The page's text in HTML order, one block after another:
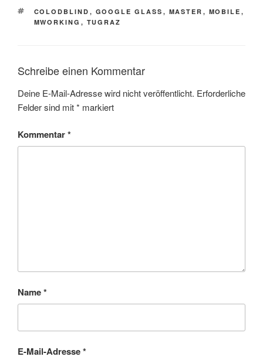
SCHLAGWÖRTER
COLODBLIND , GOOGLE GLASS , MASTER , MOBILE ,
MWORKING , TUGRAZ
Schreibe einen Kommentar
Deine E-Mail-Adresse wird nicht veröffentlicht. Erforderliche
Felder sind mit* markiert
Kommentar*
Name*
E-Mail-Adresse*